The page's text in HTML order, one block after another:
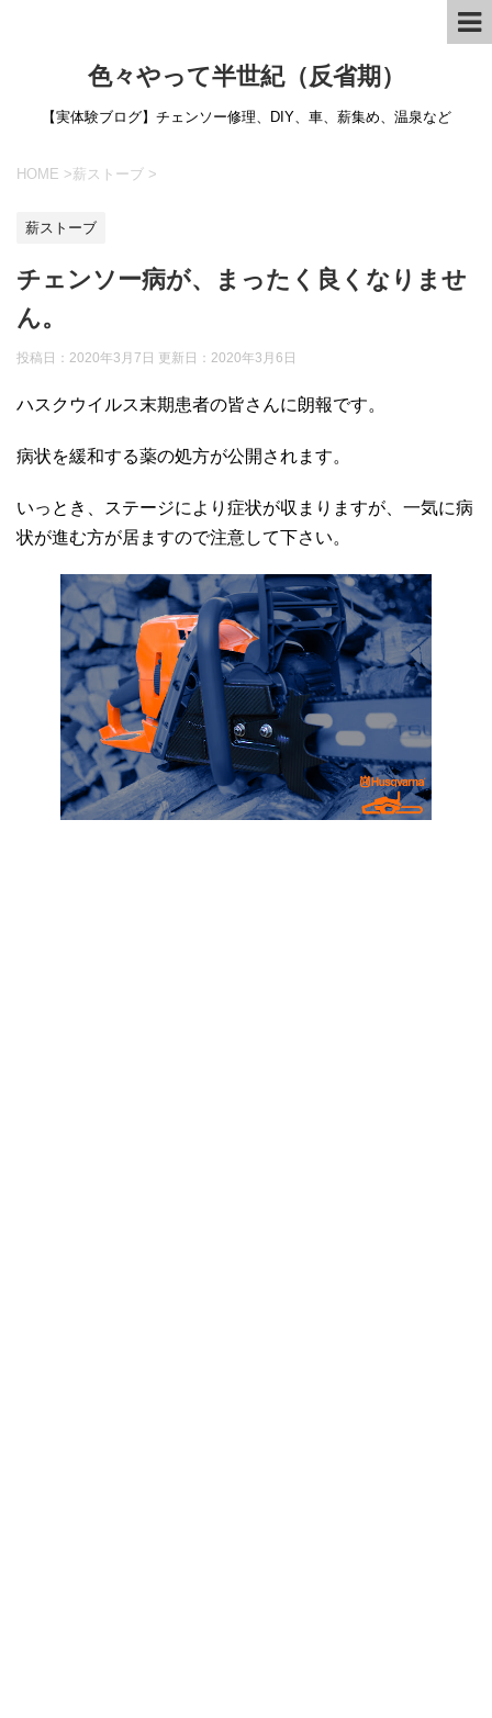
色々やって半世紀（反省期）
【実体験ブログ】チェンソー修理、DIY、車、薪集め、温泉など
HOME >薪ストーブ >
薪ストーブ
チェンソー病が、まったく良くなりませ
ん。
投稿日：2020年3月7日 更新日： 2020年3月6日
ハスクウイルス末期患者の皆さんに朗報です。
病状を緩和する薬の処方が公開されます。
いっとき、ステージにより症状が収まりますが、一気に病
状が進む方が居ますので注意して下さい。